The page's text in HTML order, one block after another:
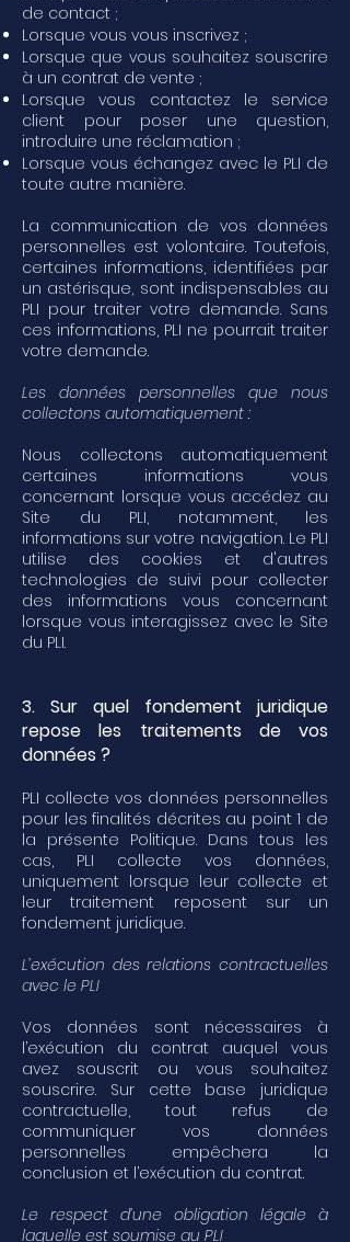
de contact ;
Lorsque vous vous inscrivez ;
Lorsque que vous souhaitez souscrire
à un contrat de vente ;
Lorsque vous contactez le service
client pour poser une question,
introduire une réclamation ;
Lorsque vous échangez avec le PLI de
toute autre manière.
La communication de vos données
personnelles est volontaire. Toutefois,
certaines informations, identifiées par
un astérisque, sont indispensables au
PLI pour traiter votre demande. Sans
ces informations, PLI ne pourrait traiter
votre demande.
Les données personnelles que nous
collectons automatiquement :
Nous collectons automatiquement
certaines informations vous
concernant lorsque vous accédez au
Site du PLI, notamment, les
informations sur votre navigation. Le PLI
utilise des cookies et d'autres
technologies de suivi pour collecter
des informations vous concernant
lorsque vous interagissez avec le Site
du PLI.
3. Sur quel fondement juridique
repose les traitements de vos
données ?
PLI collecte vos données personnelles
pour les finalités décrites au point 1 de
la présente Politique. Dans tous les
cas, PLI collecte vos données,
uniquement lorsque leur collecte et
leur traitement reposent sur un
fondement juridique.
L’exécution des relations contractuelles
avec le PLI
Vos données sont nécessaires à
l’exécution du contrat auquel vous
avez souscrit ou vous souhaitez
souscrire. Sur cette base juridique
contractuelle, tout refus de
communiquer vos données
personnelles empêchera la
conclusion et l’exécution du contrat.
Le respect d’une obligation légale à
laquelle est soumise au PLI